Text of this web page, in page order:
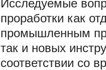
Исследуемые
проработки как
промышленным
так и новых
соответствии со